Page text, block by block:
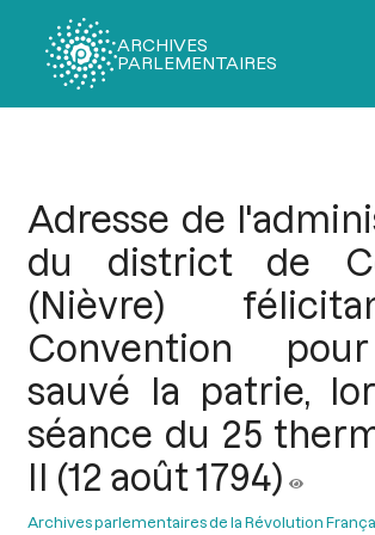
ARCHIVES
PARLEMENTAIRES
Adresse de
du district de
(Nièvre)
Convention
sauvé la patrie,
séance du 25
II (12 août 1794)
Archives parlementaires de la Révolution